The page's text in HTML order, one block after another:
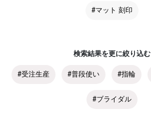
#マット 刻印
検索結果を更に絞り込む
#受注生産 #普段使い #指輪
#ブライダル